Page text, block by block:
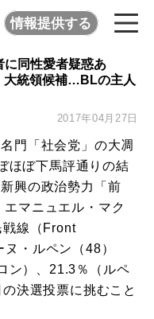
情報提供する
に同性愛者疑惑あ
統領候補…BLの主人
2017年04月27日
門「社会党」の大凋
ほぼ下馬評通りの結
興の政治勢力「前
マニュエル・マク
戦線（Front
・ルペン（48）
ン）、21.3％（ルペ
決選投票に挑むこと